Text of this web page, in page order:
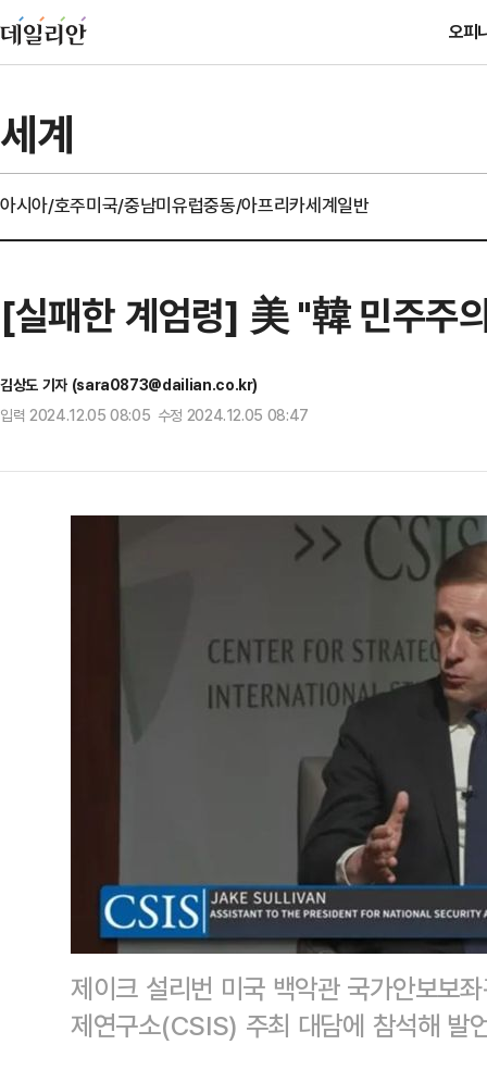
오피
세계
아시아/호주미국/중남미유럽중동/아프리카세계일반
[실패한 계엄령] 美 "韓 민주주
김상도 기자 (sara0873@dailian.co.kr)
입력 2024.12.05 08:05 수정 2024.12.05 08:47
제이크 설리번 미국 백악관 국가안보보
제연구소(CSIS) 주최 대담에 참석해